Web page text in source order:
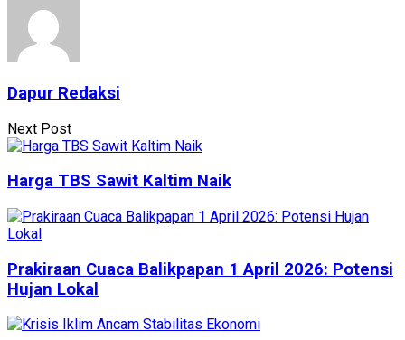
Dapur Redaksi
Next Post
Harga TBS Sawit Kaltim Naik
Prakiraan Cuaca Balikpapan 1 April 2026: Potensi
Hujan Lokal